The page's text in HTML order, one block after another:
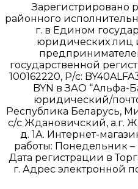
Зарегистрировано
районного
г. в Едином
юридических лиц
государственной
100162220, Р/с:
BYN в ЗАО “Альфа-
юридический/
Республика Беларусь,
с/с Ждановичский, а.г.
д. 1А. Интернет-
работы: Понедельник –
Дата регистрации в
г. Адрес электронной